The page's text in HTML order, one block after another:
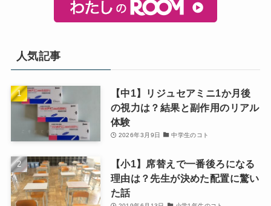
人気記事
【中1】リジュセアミニ1か月後
の視力は？結果と副作用のリアル
体験
2026年3月9日 中学生のコト
【小1】席替えで一番後ろになる
理由は？先生が決めた配置に驚い
た話